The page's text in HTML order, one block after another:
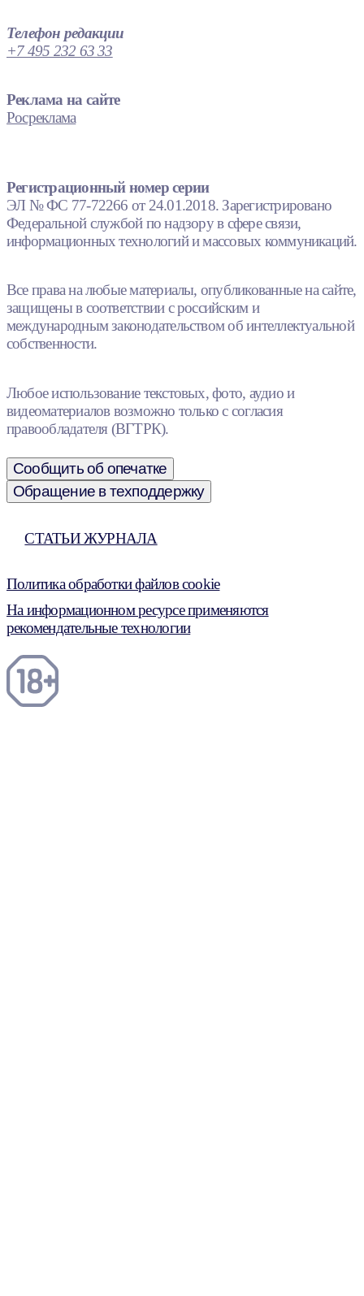
Телефон редакции
+7 495 232 63 33
Реклама на сайте
Росреклама
Регистрационный номер серии
ЭЛ № ФС 77-72266 от 24.01.2018. Зарегистрировано
Федеральной службой по надзору в сфере связи,
информационных технологий и массовых коммуникаций.
Все права на любые материалы, опубликованные на сайте,
защищены в соответствии с российским и
международным законодательством об интеллектуальной
собственности.
Любое использование текстовых, фото, аудио и
видеоматериалов возможно только с согласия
правообладателя (ВГТРК).
Сообщить об опечатке
Обращение в техподдержку
СТАТЬИ ЖУРНАЛА
Политика обработки файлов cookie
На информационном ресурсе применяются
рекомендательные технологии